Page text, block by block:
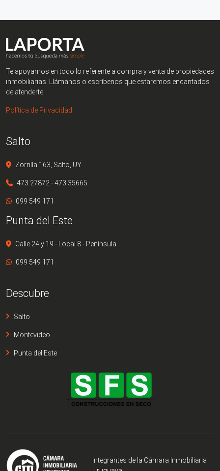
Te apoyamos en todo lo referente a compra y venta de propiedades
inmobiliarias. Llámanos o escríbenos que estaremos encantados
de atenderte.
Política de Privacidad
Salto
Zorrilla 163, Salto, UY
473 27872 - 473 35665
099 549 171
Punta del Este
Calle 24 y 19 - Local 8 - Península
099 549 171
Descubre
Salto
Montevideo
Punta del Este
Integrantes de la Cámara Inmobiliaria